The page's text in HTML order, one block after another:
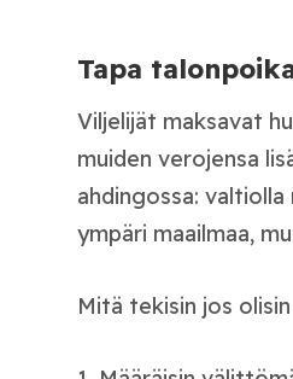
Tapa
Viljelijät maksavat
muiden verojensa
ahdingossa: valtiolla
ympäri maailmaa,
Mitä tekisin jos